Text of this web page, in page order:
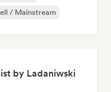
/ Mainstream
by Ladaniwski